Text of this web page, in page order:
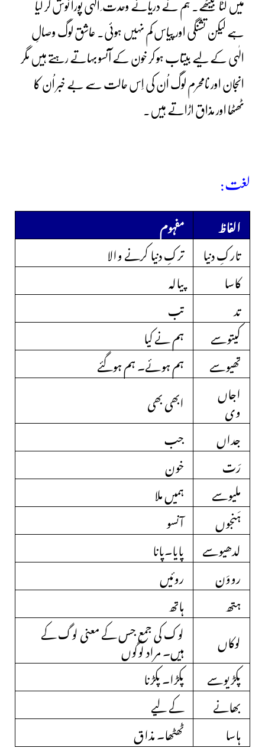
میں لٹا بیٹھے۔ ہم نے دریائے وحدت ِ الٰہی پورا نوش کر لیا
ہے لیکن تشنگی اور پیاس کم نہیں ہوئی۔ عاشق لوگ وصالِ
الٰہی کے لیے بیتاب ہو کر خون کے آنسو بہاتے رہتے ہیں مگر
انجان اور نامحرم لوگ اُن کی اِس حالت سے بے خبر اُن کا
ٹھٹھا اور مذاق اڑاتے ہیں۔
لغت:
الفاظ
مفہوم
تارکِ دنیا
ترکِ دنیا کرنے والا
کاسا
پیالہ
تد
تب
کیتوسے
ہم نے کیا
تھیوسے
ہم ہوئے۔ ہم ہوگئے
اجاں
وی
ابھی بھی
جداں
جب
رَت
خون
ملیوسے
ہمیں ملا
ہَنجوں
آنسو
لدھیوسے
پایا۔پانا
رووَن
روئیں
ہتھ
ہاتھ
لوکاں
لوک کی جمع جس کے معنی لوگ کے
ہیں۔ مراد لوگوں
پکڑیوسے
پکڑا۔ پکڑنا
بھانے
کے لیے
ہاسا
ٹھٹھا۔ مذاق